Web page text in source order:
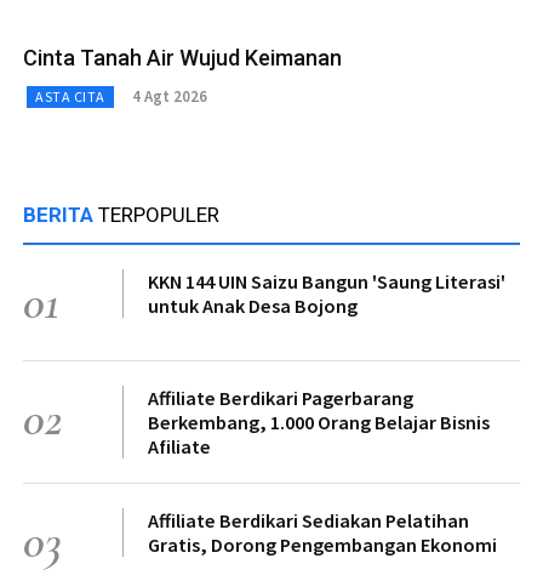
Cinta Tanah Air Wujud Keimanan
ASTA CITA 4 Agt 2026
BERITA TERPOPULER
01
KKN 144 UIN Saizu Bangun 'Saung Literasi'
untuk Anak Desa Bojong
02
Affiliate Berdikari Pagerbarang
Berkembang, 1.000 Orang Belajar Bisnis
Afiliate
03
Affiliate Berdikari Sediakan Pelatihan
Gratis, Dorong Pengembangan Ekonomi